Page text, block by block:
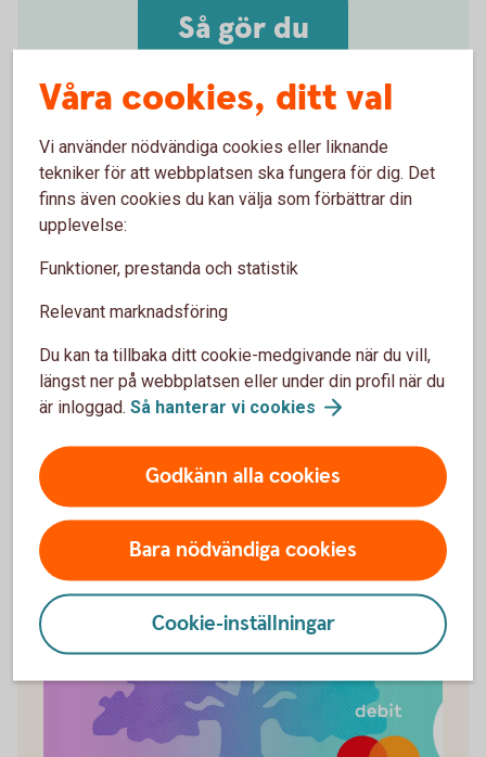
Så gör du
Aktivera kortet i butik eller
uttagsautomat
Valde du PIN-kod själv när du beställde ditt nya
PIN-kod som ditt tidigare kort? Då kan du börja
använda kortet direkt i uttagsautomat eller butik. Du
gör det genom att stoppa in kortet i kortläsaren och
ange din PIN-kod. Därefter kan du blippa kortet som
vanligt.
Våra cookies, ditt val
Vi använder nödvändiga cookies eller liknande
tekniker för att webbplatsen ska fungera för dig. Det
finns även cookies du kan välja som förbättrar din
upplevelse:
Funktioner, prestanda och statistik
Relevant marknadsföring
Du kan ta tillbaka ditt cookie-medgivande när du vill,
längst ner på webbplatsen eller under din profil när du
är inloggad. Så hanterar vi cookies
Godkänn alla cookies
Bara nödvändiga cookies
Cookie-inställningar